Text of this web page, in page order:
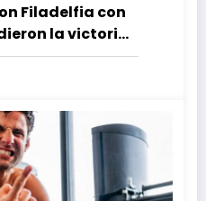
Filadelfia con
la victoria